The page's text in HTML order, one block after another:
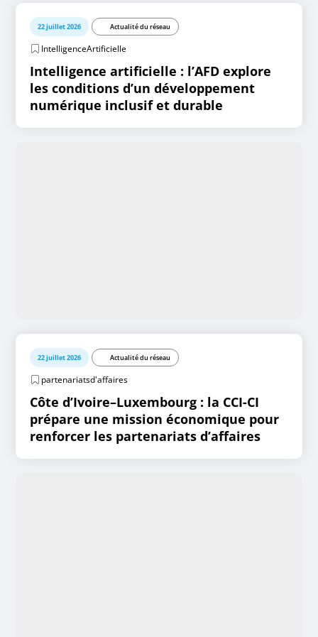
22 juillet 2026 Actualité du réseau
IntelligenceArtificielle
Intelligence artificielle : l’AFD explore
les conditions d’un développement
numérique inclusif et durable
22 juillet 2026 Actualité du réseau
partenariatsd'affaires
Côte d’Ivoire–Luxembourg : la CCI-CI
prépare une mission économique pour
renforcer les partenariats d’affaires